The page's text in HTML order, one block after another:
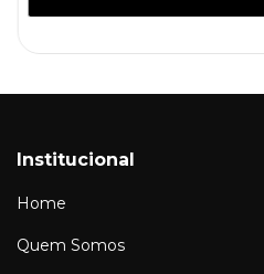
Institucional
Home
Quem Somos